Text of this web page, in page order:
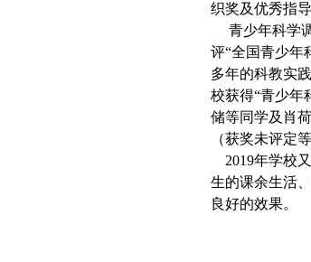
织奖及优秀指导
青少年科学调
评“全国青少年
多年的科教实
校获得“青少年
储等同学及肖
（获奖未评定
2019年学校
生的课余生活
良好的效果。